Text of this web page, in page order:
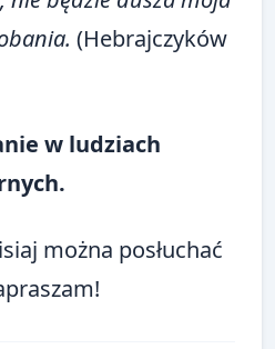
(Hebrajczyków
w ludziach
można posłuchać